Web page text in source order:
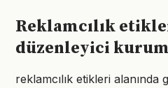
Reklamcılık
düzenleyici
reklamcılık etikleri alanında